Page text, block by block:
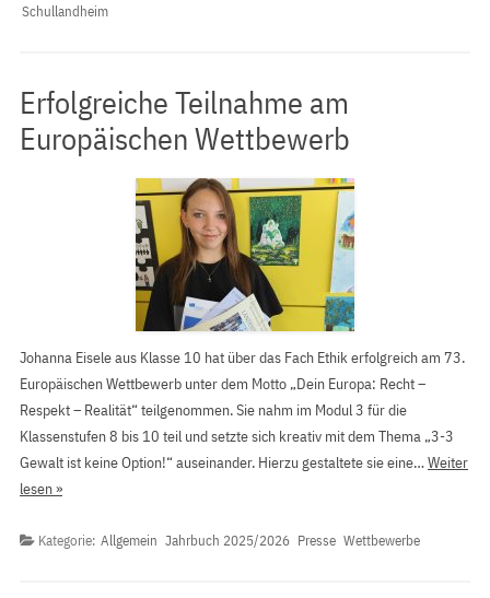
Schullandheim
Erfolgreiche Teilnahme am
Europäischen Wettbewerb
Johanna Eisele aus Klasse 10 hat über das Fach Ethik erfolgreich am 73.
Europäischen Wettbewerb unter dem Motto „Dein Europa: Recht –
Respekt – Realität“ teilgenommen. Sie nahm im Modul 3 für die
Klassenstufen 8 bis 10 teil und setzte sich kreativ mit dem Thema „3-3
Gewalt ist keine Option!“ auseinander. Hierzu gestaltete sie eine…Weiter
lesen »
Kategorie: Allgemein Jahrbuch 2025/2026 Presse Wettbewerbe